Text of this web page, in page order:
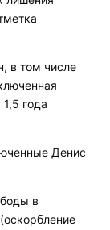
в том числе
года
Денис
в